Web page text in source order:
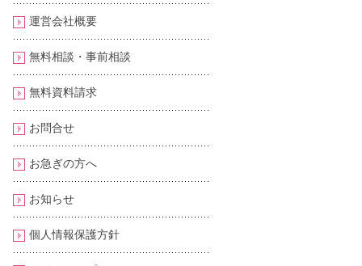
運営会社概要
無料相談・事前相談
無料資料請求
お問合せ
お急ぎの方へ
お知らせ
個人情報保護方針